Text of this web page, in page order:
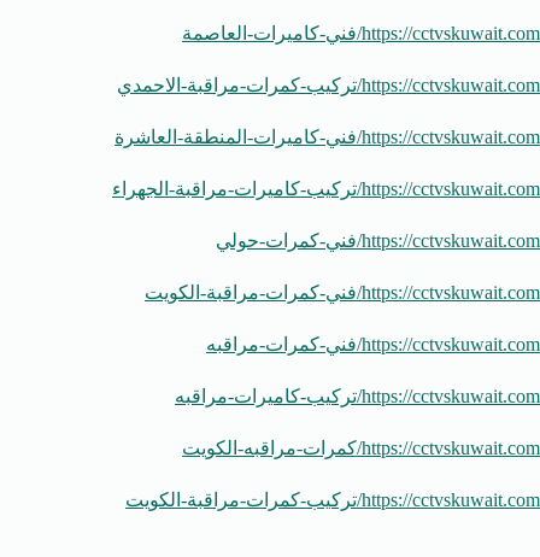
https://cctvskuwait.com/فني-كاميرات-العاصمة
https://cctvskuwait.com/تركيب-كمرات-مراقبة-الاحمدي
https://cctvskuwait.com/فني-كاميرات-المنطقة-العاشرة
https://cctvskuwait.com/تركيب-كاميرات-مراقبة-الجهراء
https://cctvskuwait.com/فني-كمرات-حولي
https://cctvskuwait.com/فني-كمرات-مراقبة-الكويت
https://cctvskuwait.com/فني-كمرات-مراقبه
https://cctvskuwait.com/تركيب-كاميرات-مراقبه
https://cctvskuwait.com/كمرات-مراقبه-الكويت
https://cctvskuwait.com/تركيب-كمرات-مراقبة-الكويت